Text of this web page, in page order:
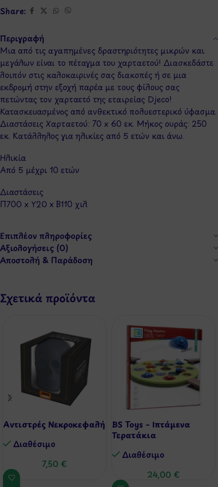
Share:
Περιγραφή
Μια από τις αγαπημένες δραστηριότητες μικρών και
μεγάλων είναι το πέταγμα του χαρταετού! Διασκεδάστε
λοιπόν στις καλοκαιρινές σας διακοπές ή σε μια
εκδρομή στην εξοχή παρέα με τους φίλους σας
πετώντας τον χαρταετό της εταιρείας Djeco!
Κατασκευασμένος από ανθεκτικό πολυεστερικό ύφασμα.
Διαστάσεις Χαρταετού: 70 x 60 εκ. Μήκος ουράς: 250
εκ. Κατάλληλος για ηλικίες από 5 ετών και άνω.
Ηλικία
Από 5 μέχρι 10 ετών
Διαστάσεις
Π700 x Y20 x Β110 χιλ.
Επιπλέον πληροφορίες
Αξιολογήσεις (0)
Αποστολή & Παράδοση
Σχετικά προϊόντα
Aντιστρές Νεκροκεφαλή
Διαθέσιμo
7,50 €
BS Toys – Ιπτάμενα
Τερατάκια
Διαθέσιμo
24,00 €